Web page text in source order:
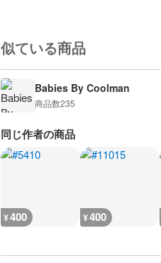
似ている商品
Babies By Coolman
商品数235
同じ作者の商品
¥400 ¥400